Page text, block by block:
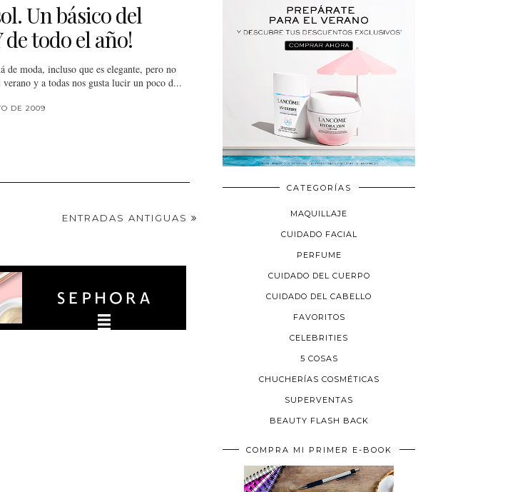
Un básico del
de todo el año!
de moda, incluso que es elegante, pero no
verano y a todas nos gusta lucir un poco d...
DE 2009
ENTRADAS ANTIGUAS
CATEGORÍAS
MAQUILLAJE
CUIDADO FACIAL
PERFUME
CUIDADO DEL CUERPO
CUIDADO DEL CABELLO
FAVORITOS
CELEBRITIES
5 COSAS
CHUCHERÍAS COSMÉTICAS
SUPERVENTAS
BEAUTY FLASH BACK
COMPRA MI PRIMER E-BOOK